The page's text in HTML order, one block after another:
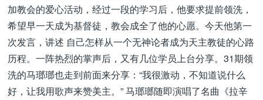
加教会的爱心活动，经过一段的学习后，他要求提前领洗，
希望早一天成为基督徒，教会成全了他的心愿。今天他第一
次发言，讲述 自己怎样从一个无神论者成为天主教徒的心路
历程。一阵热烈的掌声后，又有几位学员上台分享。31期领
洗的马瑯瑯也走到前面来分享：“我很激动，不知道说什么
好，让我用歌声来赞美主。” 马瑯瑯随即演唱了名曲《拉辛